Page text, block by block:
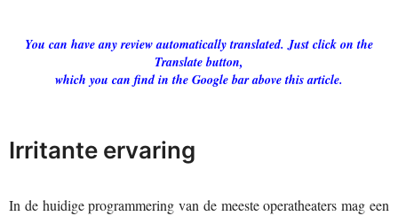
You can have any review automatically translated. Just click on the
Translate button,
which you can find in the Google bar above this article.
Irritante ervaring
In de huidige programmering van de meeste operatheaters mag een